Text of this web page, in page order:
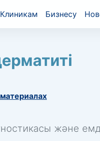
Клиникам Бизнесу
және